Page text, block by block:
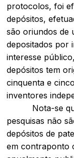
protocolos, foi
depósitos,
são oriundos de
depositados por
interesse
depósitos tem
cinquenta e
inventores
Nota-se que
pesquisas não
depósitos de
em contraponto